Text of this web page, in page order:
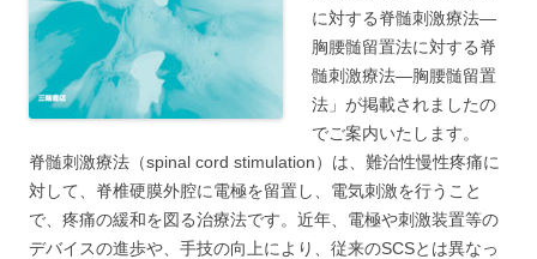
に対する脊髄刺激療法―
胸腰髄留置法に対する脊
髄刺激療法―胸腰髄留置
法」が掲載されましたの
でご案内いたします。
脊髄刺激療法（spinal cord stimulation）は、難治性慢性疼痛に
対して、脊椎硬膜外腔に電極を留置し、電気刺激を行うこと
で、疼痛の緩和を図る治療法です。近年、電極や刺激装置等の
デバイスの進歩や、手技の向上により、従来のSCSとは異なっ